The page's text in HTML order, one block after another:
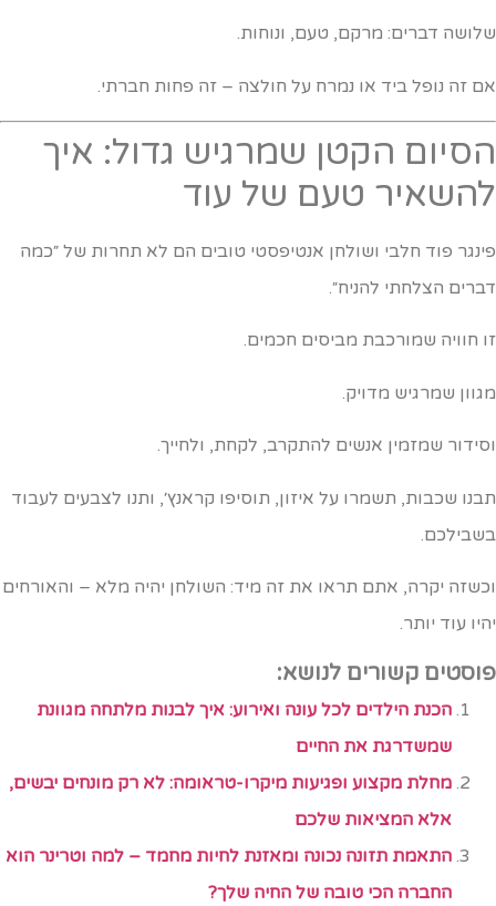
דברים: מרקם, טעם, ונוחות.
זה נופל ביד או נמרח על חולצה – זה פחות חברתי.
הקטן שמרגיש גדול: איך
טעם של עוד
פוד חלבי ושולחן אנטיפסטי טובים הם לא תחרות של ״כמה
הצלחתי להניח״.
חוויה שמורכבת מביסים חכמים.
שמרגיש מדויק.
שמזמין אנשים להתקרב, לקחת, ולחייך.
שכבות, תשמרו על איזון, תוסיפו קראנץ׳, ותנו לצבעים לעבוד
יקרה, אתם תראו את זה מיד: השולחן יהיה מלא – והאורחים
עוד יותר.
קשורים לנושא:
הכנת הילדים לכל עונה ואירוע: איך לבנות מלתחה מגוונת
שמשדרגת את החיים
מחלת מקצוע ופגיעות מיקרו-טראומה: לא רק מונחים יבשים,
אלא המציאות שלכם
התאמת תזונה נכונה ומאזנת לחיות מחמד – למה וטרינר הוא
החברה הכי טובה של החיה שלך?